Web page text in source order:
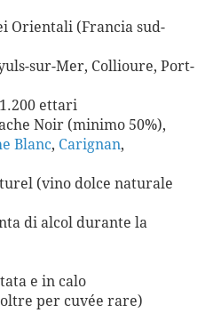
Orientali (Francia sud-
sur-Mer, Collioure, Port-
ettari
Noir (minimo 50%),
Blanc, Carignan,
(vino dolce naturale
di alcol durante la
e in calo
per cuvée rare)